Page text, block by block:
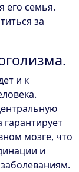
его семья.
за
и к
мозге, что
и